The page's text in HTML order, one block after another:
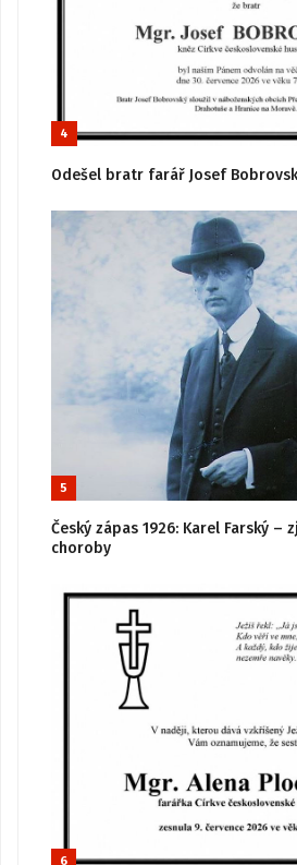
4
Odešel bratr farář Josef
5
Český zápas 1926: Karel Farský –
choroby
6